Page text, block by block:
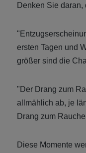
Denken Sie
ersten Tagen und
größer sind die
"Der Drang zum
allmählich ab, je
Drang zum
Diese Momente